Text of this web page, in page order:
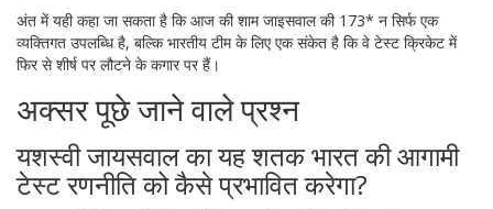
अंत में यही कहा जा सकता है कि आज की शाम जाइसवाल की 173* न सिर्फ एक
व्यक्तिगत उपलब्धि है, बल्कि भारतीय टीम के लिए एक संकेत है कि वे टेस्ट क्रिकेट में
फिर से शीर्ष पर लौटने के कगार पर हैं।
अक्सर पूछे जाने वाले प्रश्न
यशस्वी जायसवाल का यह शतक भारत की आगामी
टेस्ट रणनीति को कैसे प्रभावित करेगा?